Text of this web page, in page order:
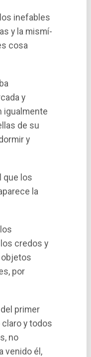
inefables
y la mismí­
cosa
y
igualmente
de su
y
que los
la
credos y
por
primer
y todos
no
venido él,